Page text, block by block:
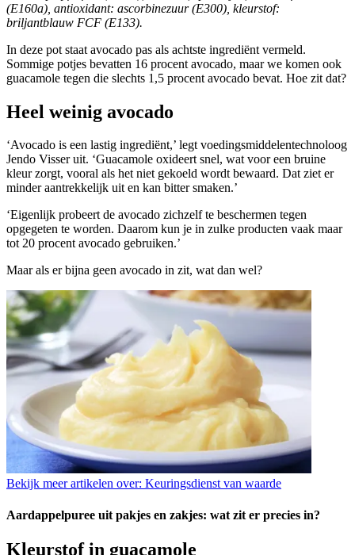
(E160a), antioxidant: ascorbinezuur (E300), kleurstof:
briljantblauw FCF (E133).
In deze pot staat avocado pas als achtste ingrediënt vermeld.
Sommige potjes bevatten 16 procent avocado, maar we komen ook
guacamole tegen die slechts 1,5 procent avocado bevat. Hoe zit dat?
Heel weinig avocado
‘Avocado is een lastig ingrediënt,’ legt voedingsmiddelentechnoloog
Jendo Visser uit. ‘Guacamole oxideert snel, wat voor een bruine
kleur zorgt, vooral als het niet gekoeld wordt bewaard. Dat ziet er
minder aantrekkelijk uit en kan bitter smaken.’
‘Eigenlijk probeert de avocado zichzelf te beschermen tegen
opgegeten te worden. Daarom kun je in zulke producten vaak maar
tot 20 procent avocado gebruiken.’
Maar als er bijna geen avocado in zit, wat dan wel?
Bekijk meer artikelen over: Keuringsdienst van waarde
Aardappelpuree uit pakjes en zakjes: wat zit er precies in?
Kleurstof in guacamole